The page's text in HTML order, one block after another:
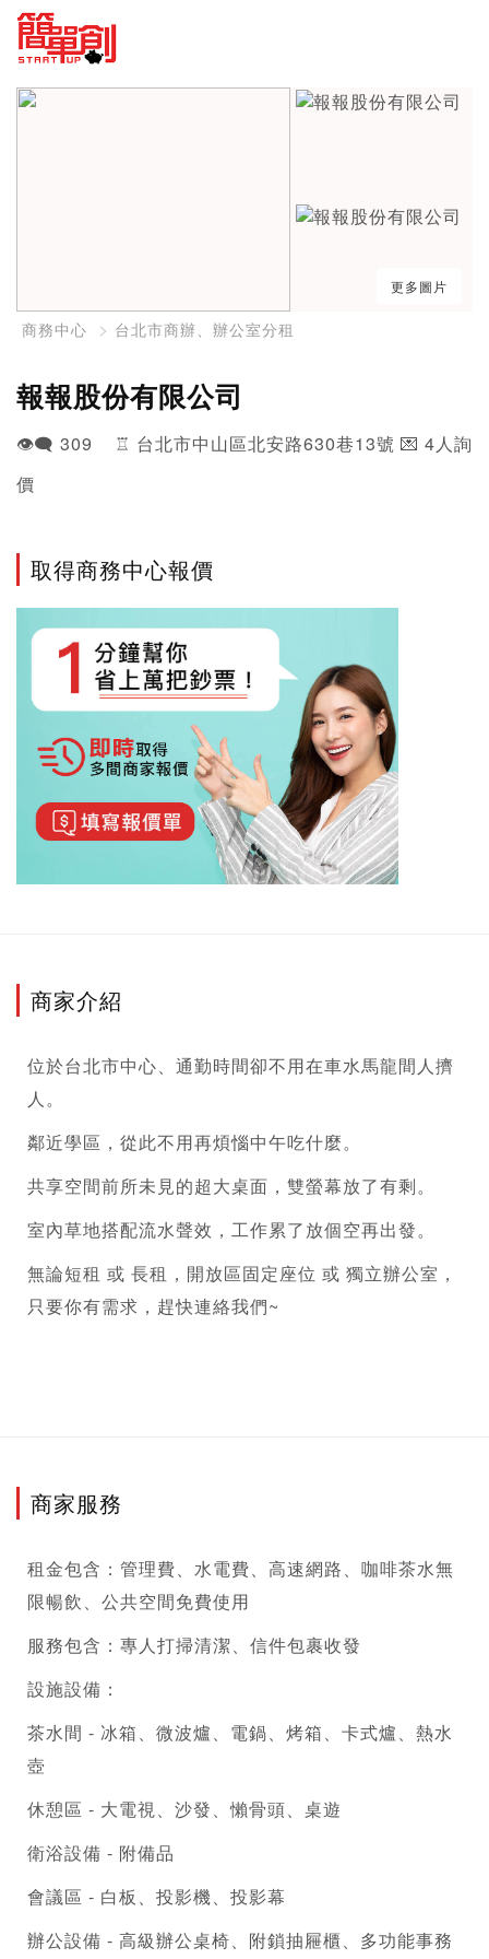
更多圖片
商務中心 台北市商辦、辦公室分租
報報股份有限公司
👁️‍🗨️ 309 ♖ 台北市中山區北安路630巷13號 💌 4人詢
價
取得商務中心報價
商家介紹
位於台北市中心、通勤時間卻不用在車水馬龍間人擠
人。
鄰近學區，從此不用再煩惱中午吃什麼。
共享空間前所未見的超大桌面，雙螢幕放了有剩。
室內草地搭配流水聲效，工作累了放個空再出發。
無論短租 或 長租，開放區固定座位 或 獨立辦公室，
只要你有需求，趕快連絡我們~
商家服務
租金包含：管理費、水電費、高速網路、咖啡茶水無
限暢飲、公共空間免費使用
服務包含：專人打掃清潔、信件包裹收發
設施設備：
茶水間 - 冰箱、微波爐、電鍋、烤箱、卡式爐、熱水
壺
休憩區 - 大電視、沙發、懶骨頭、桌遊
衛浴設備 - 附備品
會議區 - 白板、投影機、投影幕
辦公設備 - 高級辦公桌椅、附鎖抽屜櫃、多功能事務